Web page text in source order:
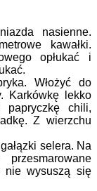
nasienne.
kawałki.
opłukać i
Włożyć do
Karkówkę lekko
papryczkę chili,
Z wierzchu
selera. Na
nie wysuszą się